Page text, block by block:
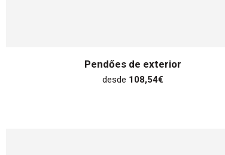
Pendőes de exterior
desde 108,54€